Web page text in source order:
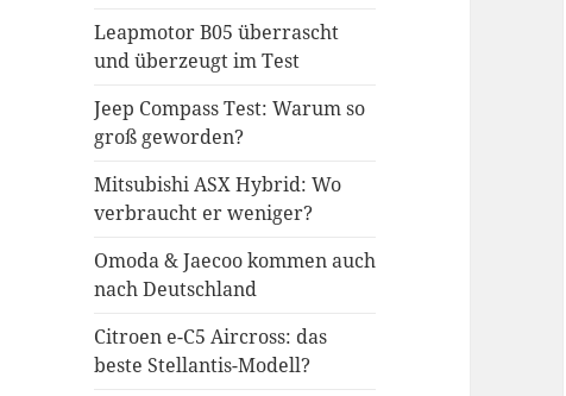
Leapmotor B05 überrascht
und überzeugt im Test
Jeep Compass Test: Warum so
groß geworden?
Mitsubishi ASX Hybrid: Wo
verbraucht er weniger?
Omoda & Jaecoo kommen auch
nach Deutschland
Citroen e-C5 Aircross: das
beste Stellantis-Modell?